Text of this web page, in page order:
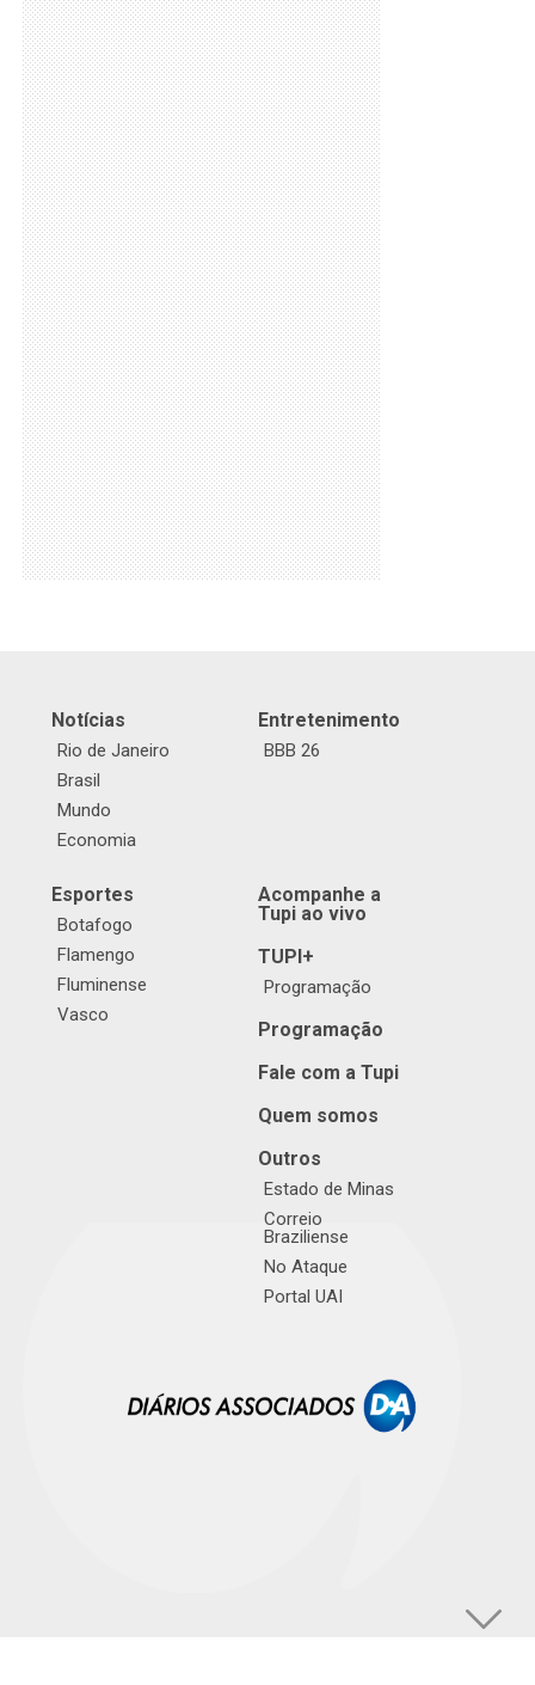
Notícias
Rio de Janeiro
Brasil
Mundo
Economia
Entretenimento
BBB 26
Esportes
Botafogo
Flamengo
Fluminense
Vasco
Acompanhe a
Tupi ao vivo
TUPI+
Programação
Programação
Fale com a Tupi
Quem somos
Outros
Estado de Minas
Correio
Braziliense
No Ataque
Portal UAI